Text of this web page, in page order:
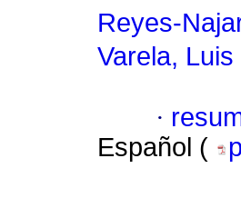
Reyes-
Varela, Luis
·
Español (